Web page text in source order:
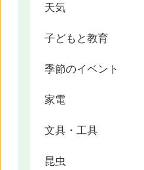
天気
子どもと教育
季節のイベント
家電
文具・工具
昆虫